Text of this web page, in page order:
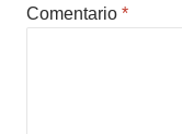
Comentario *